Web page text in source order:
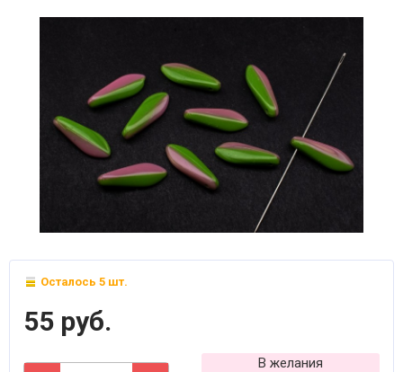
Осталось 5 шт.
55 руб.
В желания